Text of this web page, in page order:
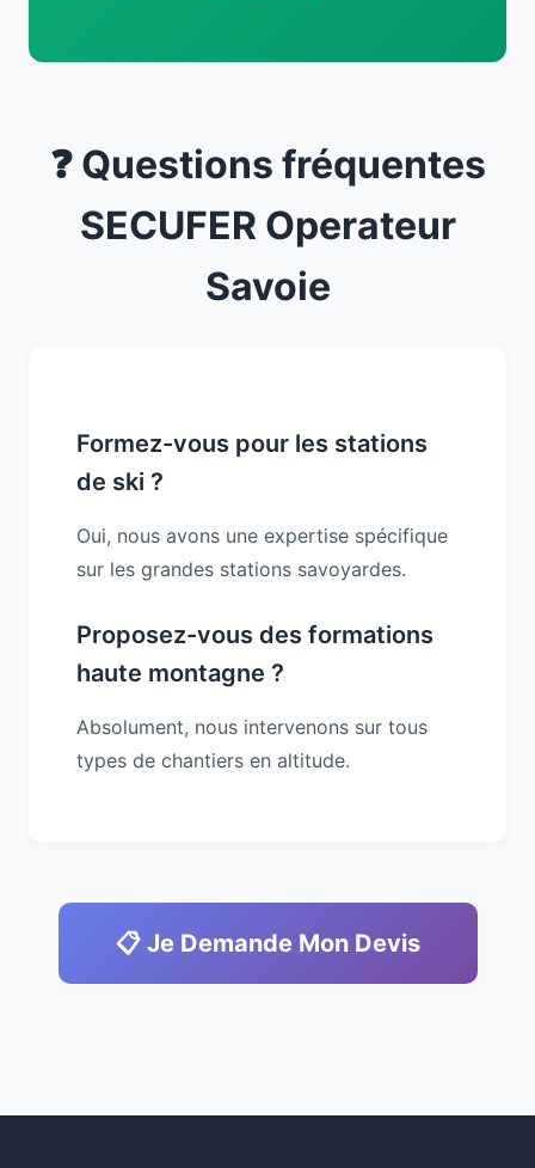
❓ Questions fréquentes
SECUFER Operateur
Savoie
Formez-vous pour les stations
de ski ?
Oui, nous avons une expertise spécifique
sur les grandes stations savoyardes.
Proposez-vous des formations
haute montagne ?
Absolument, nous intervenons sur tous
types de chantiers en altitude.
📋 Je Demande Mon Devis